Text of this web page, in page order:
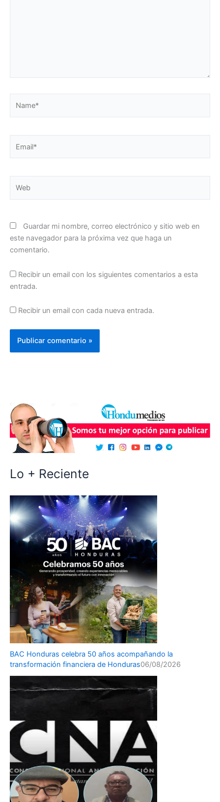
Guardar mi nombre, correo electrónico y sitio web en
este navegador para la próxima vez que haga un
comentario.
Recibir un email con los siguientes comentarios a esta
entrada.
Recibir un email con cada nueva entrada.
Lo + Reciente
BAC Honduras celebra 50 años acompañando la
transformación financiera de Honduras06/08/2026